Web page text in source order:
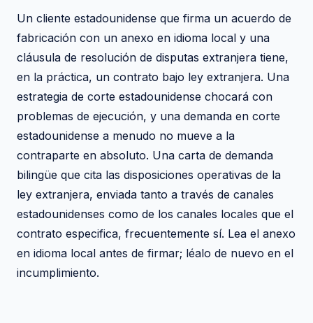
Un cliente estadounidense que firma un acuerdo de
fabricación con un anexo en idioma local y una
cláusula de resolución de disputas extranjera tiene,
en la práctica, un contrato bajo ley extranjera. Una
estrategia de corte estadounidense chocará con
problemas de ejecución, y una demanda en corte
estadounidense a menudo no mueve a la
contraparte en absoluto. Una carta de demanda
bilingüe que cita las disposiciones operativas de la
ley extranjera, enviada tanto a través de canales
estadounidenses como de los canales locales que el
contrato especifica, frecuentemente sí. Lea el anexo
en idioma local antes de firmar; léalo de nuevo en el
incumplimiento.